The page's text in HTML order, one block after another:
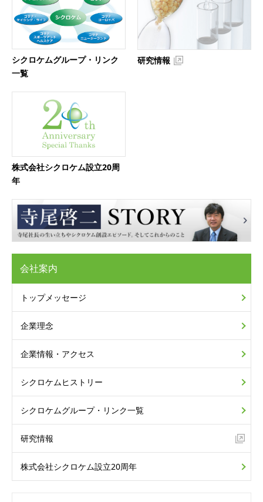
シクロケムグループ・リンク
一覧
研究情報
株式会社シクロケム設立20周
年
会社案内
トップメッセージ
企業理念
企業情報・アクセス
シクロケムヒストリー
シクロケムグループ・リンク一覧
研究情報
株式会社シクロケム設立20周年